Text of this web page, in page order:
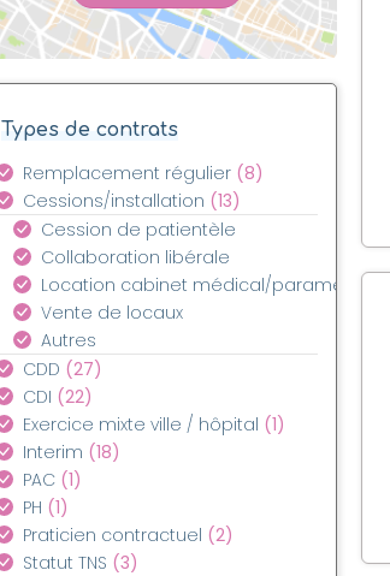
Types de contrats
Remplacement régulier (8)
Cessions/installation (13)
Cession de patientèle
Collaboration libérale
Location cabinet médical/paramédical
Vente de locaux
Autres
CDD (27)
CDI (22)
Exercice mixte ville / hôpital (1)
Interim (18)
PAC (1)
PH (1)
Praticien contractuel (2)
Statut TNS (3)